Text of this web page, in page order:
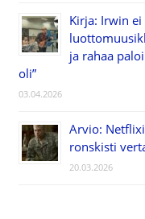
Kirja: Irwin
ja rahaa
oli”
03.04.2026
Arvio:
ronskisti
20.03.2026